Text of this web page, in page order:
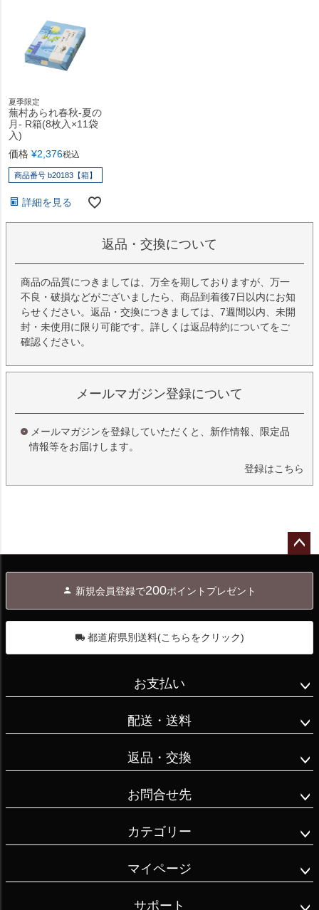
夏季限定
蕪村あられ春秋-夏の
月- R箱(8枚入×11袋
入)
価格 ¥2,376税込
商品番号 b20183【箱】
詳細を見る
返品・交換について
商品の品質につきましては、万全を期しておりますが、万一
不良・破損などがございましたら、商品到着後7日以内にお知
らせください。返品・交換につきましては、7週間以内、未開
封・未使用に限り可能です。詳しくは返品特約についてをご
確認ください。
メールマガジン登録について
メールマガジンを登録していただくと、新作情報、限定品
情報等をお届けします。
登録はこちら
へ
新規会員登録で200ポイントプレゼント
都道府県別送料(こちらをクリック)
お支払い
配送・送料
返品・交換
お問合せ先
カテゴリー
マイページ
サポート